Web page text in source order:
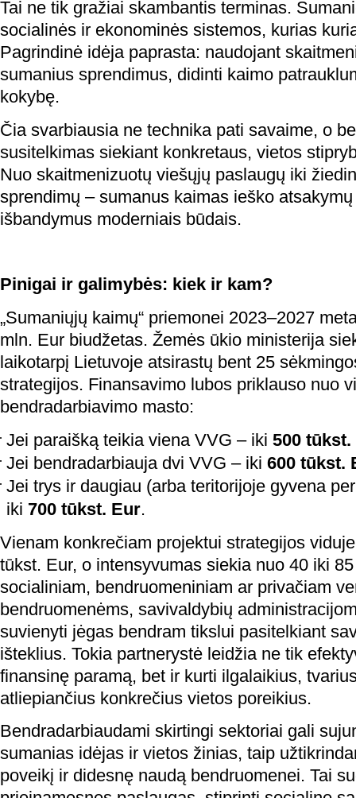
Tai ne tik gražiai skambantis terminas.
socialinės ir ekonominės sistemos, kurias
Pagrindinė idėja paprasta: naudojant
sumanius sprendimus, didinti kaimo
kokybę.
Čia svarbiausia ne technika pati savaime, o
susitelkimas siekiant konkretaus, vietos
Nuo skaitmenizuotų viešųjų paslaugų iki
sprendimų – sumanus kaimas ieško
išbandymus moderniais būdais.
Pinigai ir galimybės: kiek ir kam?
„Sumaniųjų kaimų“ priemonei 2023–2027
mln. Eur biudžetas. Žemės ūkio ministerija
laikotarpį Lietuvoje atsirastų bent 25
strategijos. Finansavimo lubos priklauso nuo
bendradarbiavimo masto:
Jei paraišką teikia viena VVG – iki 500 tūkst.
Jei bendradarbiauja dvi VVG – iki 600 tūkst.
Jei trys ir daugiau (arba teritorijoje gyvena
iki 700 tūkst. Eur.
Vienam konkrečiam projektui strategijos
tūkst. Eur, o intensyvumas siekia nuo 40 iki
socialiniam, bendruomeniniam ar privačiam
bendruomenėms, savivaldybių
suvienyti jėgas bendram tikslui pasitelkiant
išteklius. Tokia partnerystė leidžia ne tik
finansinę paramą, bet ir kurti ilgalaikius,
atliepiančius konkrečius vietos poreikius.
Bendradarbiaudami skirtingi sektoriai gali
sumanias idėjas ir vietos žinias, taip
poveikį ir didesnę naudą bendruomenei. Tai